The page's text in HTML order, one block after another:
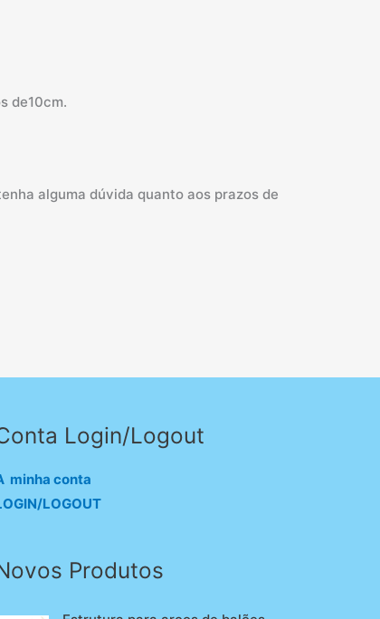
de10cm.
alguma dúvida quanto aos prazos de
Login/Logout
minha conta
LOGOUT
Produtos